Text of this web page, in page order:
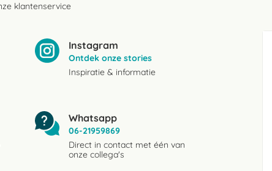
klantenservice
Instagram
Ontdek onze stories
Inspiratie & informatie
Whatsapp
06-21959869
Direct in contact met één van
onze collega's